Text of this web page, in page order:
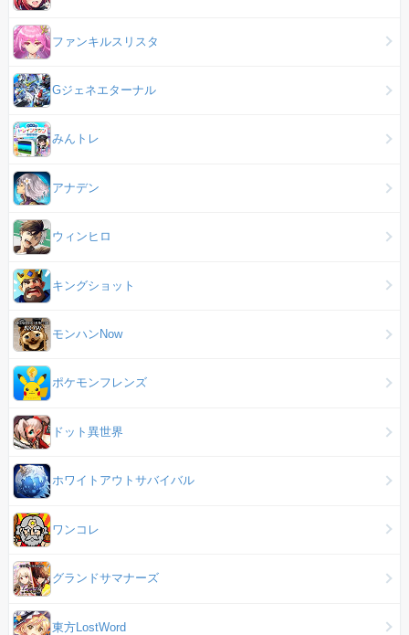
ファンキルスリスタ
Gジェネエターナル
みんトレ
アナデン
ウィンヒロ
キングショット
モンハンNow
ポケモンフレンズ
ドット異世界
ホワイトアウトサバイバル
ワンコレ
グランドサマナーズ
東方LostWord